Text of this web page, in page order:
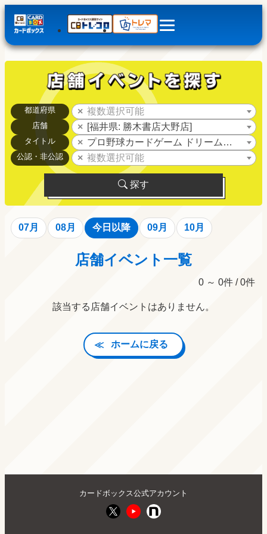
都道府県 複数選択可能
店舗 [福井県: 勝木書店大野店]
タイトル プロ野球カードゲーム ドリームオーダー
公認・非公認 複数選択可能
探す
07月 08月 今日以降 09月 10月
店舗イベント一覧
0 ～ 0件 / 0件
該当する店舗イベントはありません。
ホームに戻る
カードボックス公式アカウント